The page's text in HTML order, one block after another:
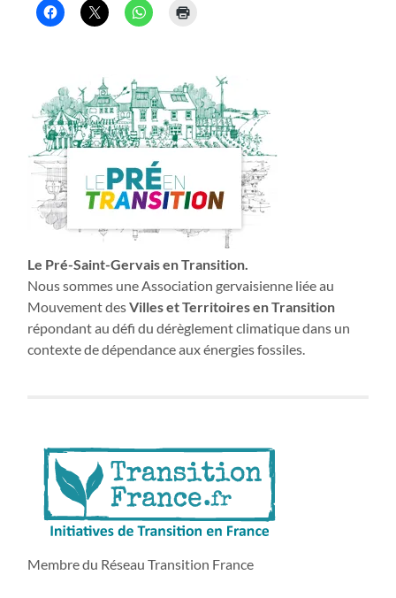
Le Pré-Saint-Gervais en Transition.
Nous sommes une Association gervaisienne liée au
Mouvement desVilles et Territoires en Transition
répondant au défi du dérèglement climatique dans un
contexte de dépendance aux énergies fossiles.
Membre du Réseau Transition France